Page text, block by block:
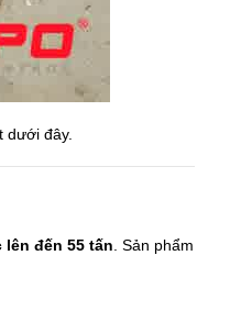
dưới đây.
đến 55 tấn . Sản phẩm